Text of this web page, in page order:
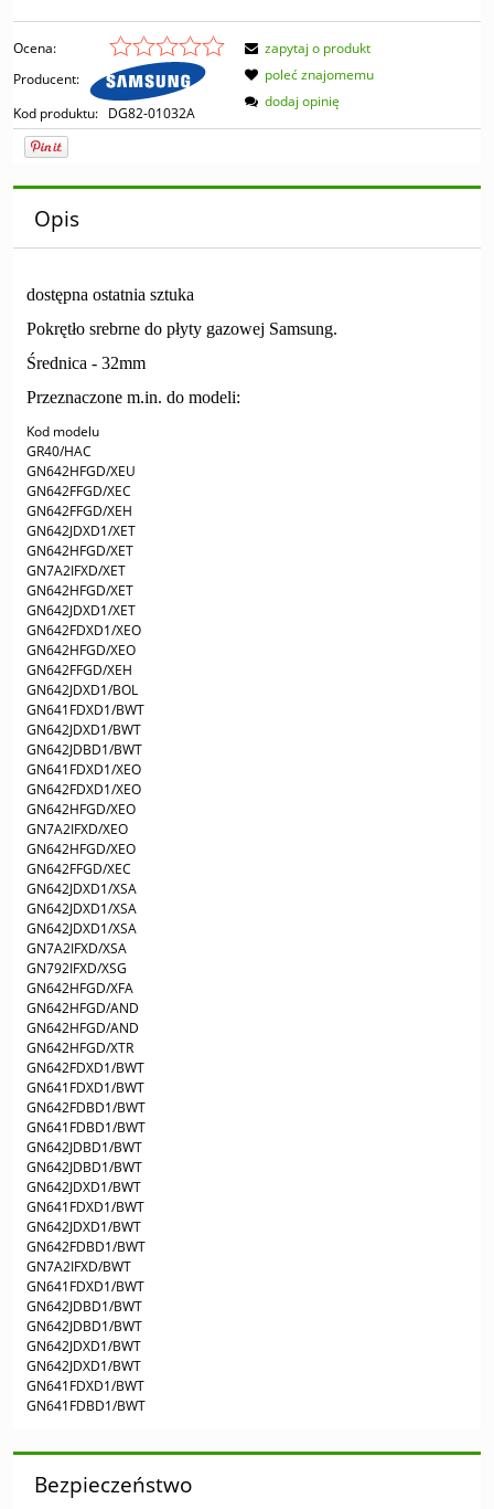
Ocena:
Producent:
Kod produktu: DG82-01032A
zapytaj o produkt
poleć znajomemu
dodaj opinię
Opis
dostępna ostatnia sztuka
Pokrętło srebrne do płyty gazowej Samsung.
Średnica - 32mm
Przeznaczone m.in. do modeli:
Kod modelu
GR40/HAC
GN642HFGD/XEU
GN642FFGD/XEC
GN642FFGD/XEH
GN642JDXD1/XET
GN642HFGD/XET
GN7A2IFXD/XET
GN642HFGD/XET
GN642JDXD1/XET
GN642FDXD1/XEO
GN642HFGD/XEO
GN642FFGD/XEH
GN642JDXD1/BOL
GN641FDXD1/BWT
GN642JDXD1/BWT
GN642JDBD1/BWT
GN641FDXD1/XEO
GN642FDXD1/XEO
GN642HFGD/XEO
GN7A2IFXD/XEO
GN642HFGD/XEO
GN642FFGD/XEC
GN642JDXD1/XSA
GN642JDXD1/XSA
GN642JDXD1/XSA
GN7A2IFXD/XSA
GN792IFXD/XSG
GN642HFGD/XFA
GN642HFGD/AND
GN642HFGD/AND
GN642HFGD/XTR
GN642FDXD1/BWT
GN641FDXD1/BWT
GN642FDBD1/BWT
GN641FDBD1/BWT
GN642JDBD1/BWT
GN642JDBD1/BWT
GN642JDXD1/BWT
GN641FDXD1/BWT
GN642JDXD1/BWT
GN642FDBD1/BWT
GN7A2IFXD/BWT
GN641FDXD1/BWT
GN642JDBD1/BWT
GN642JDBD1/BWT
GN642JDXD1/BWT
GN642JDXD1/BWT
GN641FDXD1/BWT
GN641FDBD1/BWT
Bezpieczeństwo